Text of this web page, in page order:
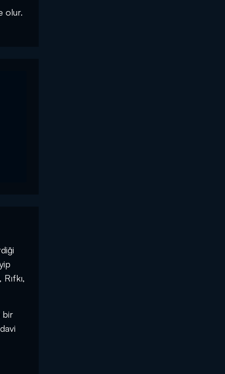
olur.
bir